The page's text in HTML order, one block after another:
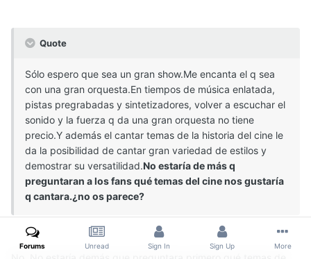
Quote
Sólo espero que sea un gran show.Me encanta el q sea
con una gran orquesta.En tiempos de música enlatada,
pistas pregrabadas y sintetizadores, volver a escuchar el
sonido y la fuerza q da una gran orquesta no tiene
precio.Y además el cantar temas de la historia del cine le
da la posibilidad de cantar gran variedad de estilos y
demostrar su versatilidad.No estaría de más q
preguntaran a los fans qué temas del cine nos gustaría
q cantara.¿no os parece?
Forums Unread Sign In Sign Up More